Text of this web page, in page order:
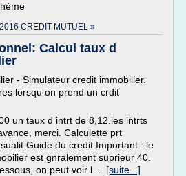
CREDIT MUTUEL »
Calcul taux d
- Simulateur credit immobilier.
lorsqu on prend un crdit
un taux d intrt de 8,12.les intrts
merci. Calculette prt
Guide du credit Important : le
est gnralement suprieur 40.
on peut voir l... [suite...]